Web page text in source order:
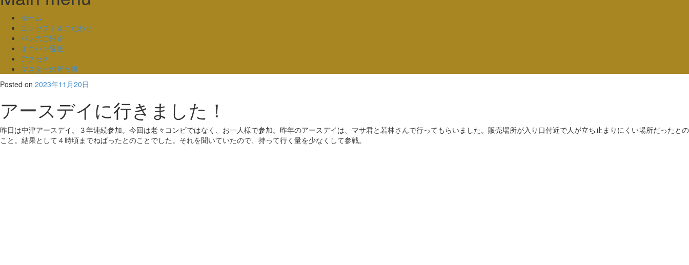
Skip
content
ホーム
コンセプト＆こだわり
パンのご紹介
オニパン通販
アクセス
マスターの折々帳
Posted on 2023年11月20日
アースデイに行きました！
昨日は中津アースデイ。３年連続参加。今回は老々コンビではなく、お一人様で参加。昨年のアースデイは、マサ君と若林さんで行ってもらいました。販売場所が入り口付近で人が立ち止まりにくい場所だったとの
こと。結果として４時頃までねばったとのことでした。それを聞いていたので、持って行く量を少なくして参戦。